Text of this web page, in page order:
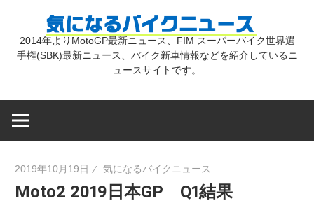
気
2014年よりMotoGP最新ニュース、FIM スーパーバイク世界選
手権(SBK)最新ニュース、バイク新車情報などを紹介しているニ
ュースサイトです。
2019年10月19日 気になるバイクニュース
Moto2 2019日本GP Q1結果